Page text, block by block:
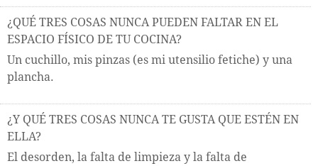
¿QUÉ TRES COSAS NUNCA PUEDEN FALTAR EN EL
ESPACIO FÍSICO DE TU COCINA?
Un cuchillo, mis pinzas (es mi utensilio fetiche) y una
plancha.
¿Y QUÉ TRES COSAS NUNCA TE GUSTA QUE ESTÉN EN
ELLA?
El desorden, la falta de limpieza y la falta de